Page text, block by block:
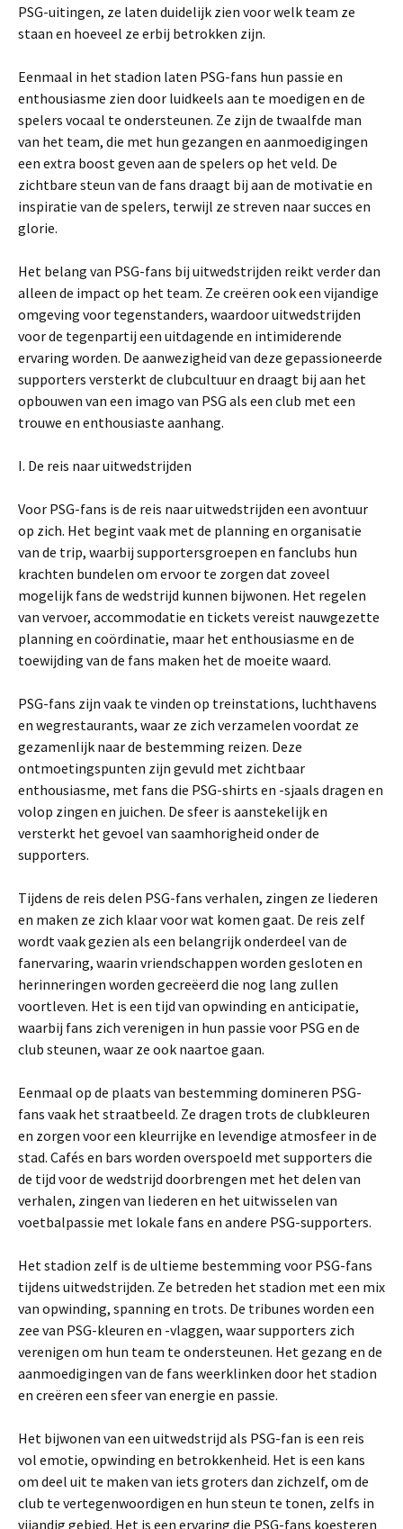
PSG-uitingen, ze laten duidelijk zien voor welk team ze
staan en hoeveel ze erbij betrokken zijn.
Eenmaal in het stadion laten PSG-fans hun passie en
enthousiasme zien door luidkeels aan te moedigen en de
spelers vocaal te ondersteunen. Ze zijn de twaalfde man
van het team, die met hun gezangen en aanmoedigingen
een extra boost geven aan de spelers op het veld. De
zichtbare steun van de fans draagt bij aan de motivatie en
inspiratie van de spelers, terwijl ze streven naar succes en
glorie.
Het belang van PSG-fans bij uitwedstrijden reikt verder dan
alleen de impact op het team. Ze creëren ook een vijandige
omgeving voor tegenstanders, waardoor uitwedstrijden
voor de tegenpartij een uitdagende en intimiderende
ervaring worden. De aanwezigheid van deze gepassioneerde
supporters versterkt de clubcultuur en draagt bij aan het
opbouwen van een imago van PSG als een club met een
trouwe en enthousiaste aanhang.
I. De reis naar uitwedstrijden
Voor PSG-fans is de reis naar uitwedstrijden een avontuur
op zich. Het begint vaak met de planning en organisatie
van de trip, waarbij supportersgroepen en fanclubs hun
krachten bundelen om ervoor te zorgen dat zoveel
mogelijk fans de wedstrijd kunnen bijwonen. Het regelen
van vervoer, accommodatie en tickets vereist nauwgezette
planning en coördinatie, maar het enthousiasme en de
toewijding van de fans maken het de moeite waard.
PSG-fans zijn vaak te vinden op treinstations, luchthavens
en wegrestaurants, waar ze zich verzamelen voordat ze
gezamenlijk naar de bestemming reizen. Deze
ontmoetingspunten zijn gevuld met zichtbaar
enthousiasme, met fans die PSG-shirts en -sjaals dragen en
volop zingen en juichen. De sfeer is aanstekelijk en
versterkt het gevoel van saamhorigheid onder de
supporters.
Tijdens de reis delen PSG-fans verhalen, zingen ze liederen
en maken ze zich klaar voor wat komen gaat. De reis zelf
wordt vaak gezien als een belangrijk onderdeel van de
fanervaring, waarin vriendschappen worden gesloten en
herinneringen worden gecreëerd die nog lang zullen
voortleven. Het is een tijd van opwinding en anticipatie,
waarbij fans zich verenigen in hun passie voor PSG en de
club steunen, waar ze ook naartoe gaan.
Eenmaal op de plaats van bestemming domineren PSG-
fans vaak het straatbeeld. Ze dragen trots de clubkleuren
en zorgen voor een kleurrijke en levendige atmosfeer in de
stad. Cafés en bars worden overspoeld met supporters die
de tijd voor de wedstrijd doorbrengen met het delen van
verhalen, zingen van liederen en het uitwisselen van
voetbalpassie met lokale fans en andere PSG-supporters.
Het stadion zelf is de ultieme bestemming voor PSG-fans
tijdens uitwedstrijden. Ze betreden het stadion met een mix
van opwinding, spanning en trots. De tribunes worden een
zee van PSG-kleuren en -vlaggen, waar supporters zich
verenigen om hun team te ondersteunen. Het gezang en de
aanmoedigingen van de fans weerklinken door het stadion
en creëren een sfeer van energie en passie.
Het bijwonen van een uitwedstrijd als PSG-fan is een reis
vol emotie, opwinding en betrokkenheid. Het is een kans
om deel uit te maken van iets groters dan zichzelf, om de
club te vertegenwoordigen en hun steun te tonen, zelfs in
vijandig gebied. Het is een ervaring die PSG-fans koesteren